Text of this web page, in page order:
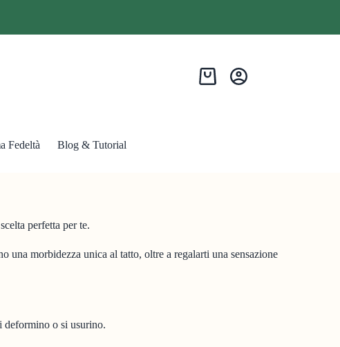
Fedeltà Blog & Tutorial
perfetta per te.
una morbidezza unica al tatto, oltre a regalarti una sensazione
deformino o si usurino.